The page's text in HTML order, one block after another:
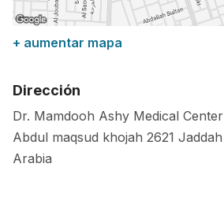
+ aumentar mapa
Dirección
Dr. Mamdooh Ashy Medical Center
Abdul maqsud khojah 2621 Jaddah
Arabia